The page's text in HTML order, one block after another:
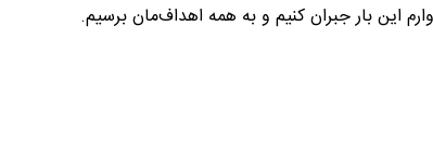
این بار جبران کنیم و به همه اهداف‌مان برسیم.